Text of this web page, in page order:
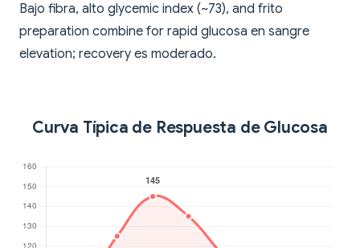
Bajo fibra, alto glycemic index (~73), and frito
preparation combine for rapid glucosa en sangre
elevation; recovery es moderado.
Curva Típica de Respuesta de Glucosa